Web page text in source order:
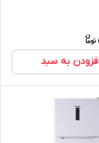
به سبد